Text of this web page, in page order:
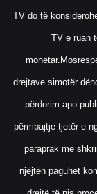
TV do të
TV e ruan
drejtave simotër
përdorim apo
përmbajtje tjetër e
paraprak me
njëjtën paguhet